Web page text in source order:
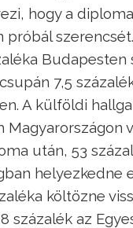
hogy a
Budapesten
7,5
A külföldi
Magyarországon
után, 53
helyezkedne
költözne
százalék az